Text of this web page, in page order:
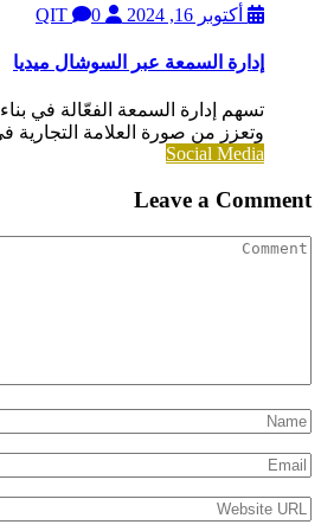
أكتوبر 16, 2024 0
إدارة السمعة عبر السوشال ميديا
تسهم إدارة السمعة الفعّالة في بناء
وتعزز من صورة العلامة التجارية
Social Media
Leave a Comment